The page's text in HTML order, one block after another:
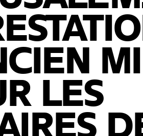
LES